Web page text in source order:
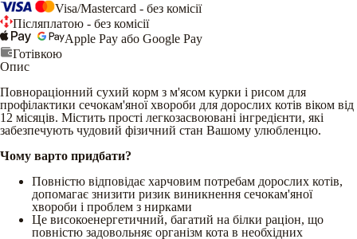
Visa/Mastercard - без комісії
Післяплатою - без комісії
Apple Pay або Google Pay
Готівкою
Опис
Повнораціонний сухий корм з м'ясом курки і рисом для
профілактики сечокам'яної хвороби для дорослих котів віком від
12 місяців. Містить прості легкозасвоювані інгредієнти, які
забезпечують чудовий фізичний стан Вашому улюбленцю.
Чому варто придбати?
Повністю відповідає харчовим потребам дорослих котів,
допомагає знизити ризик виникнення сечокам'яної
хвороби і проблем з нирками
Це високоенергетичний, багатий на білки раціон, що
повністю задовольняє організм кота в необхідних